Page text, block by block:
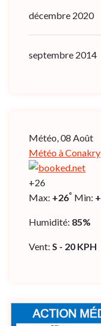
décembre 2020
septembre 2014
Météo, 08 Août
Météo à Conakry
+26
Max: +26° Min: +
Humidité: 85%
Vent: S - 20 KPH